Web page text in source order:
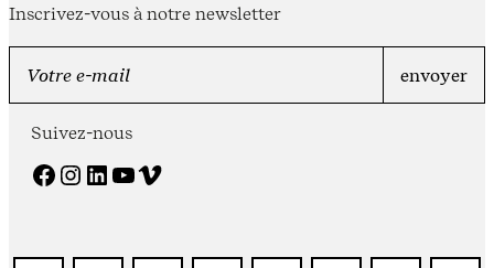
Inscrivez-vous à notre newsletter
Suivez-nous
Facebook Instagram LinkedIn YouTube Vimeo